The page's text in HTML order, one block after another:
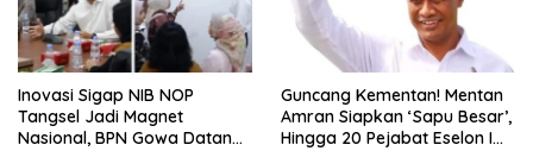
Inovasi Sigap NIB NOP
Tangsel Jadi Magnet
Nasional, BPN Gowa Datang
Guncang Kementan! Mentan
Amran Siapkan ‘Sapu Besar’,
Hingga 20 Pejabat Eselon I